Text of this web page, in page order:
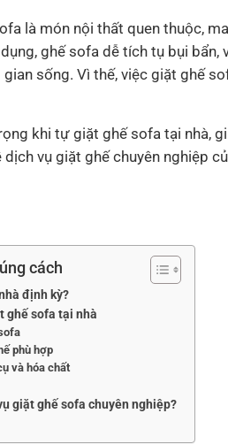
là món nội thất quen thuộc,
ghế sofa dễ tích tụ bụi bẩn,
sống. Vì thế, việc giặt ghế
khi tự giặt ghế sofa tại nhà,
vụ giặt ghế chuyên nghiệp
cách
định kỳ?
ghế sofa tại nhà
phù hợp
và hóa chất
giặt ghế sofa chuyên nghiệp?